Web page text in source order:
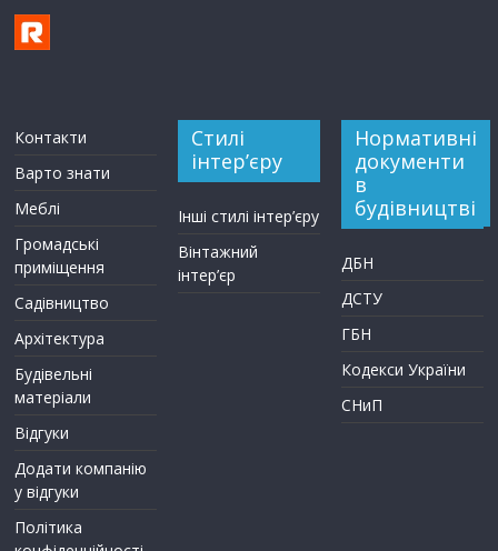
Контакти
Варто знати
Меблі
Громадські
приміщення
Садівництво
Архітектура
Будівельні
матеріали
Відгуки
Додати компанію
у відгуки
Політика
Стилі
інтер’єру
Інші стилі інтер’єру
Вінтажний
інтер’єр
Нормативні
документи
в
будівництві
ДБН
ДСТУ
ГБН
Кодекси України
СНиП